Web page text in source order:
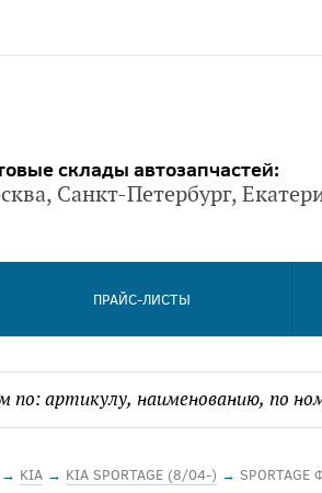
склады автозапчастей:
Санкт-Петербург,
ПРАЙС-ЛИСТЫ
→ KIA → KIA SPORTAGE (8/04-) →